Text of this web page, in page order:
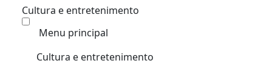
Cultura e entretenimento
Menu principal
Cultura e entretenimento